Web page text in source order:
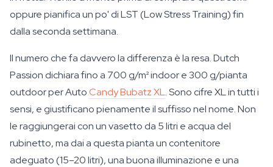
oppure pianifica un po' di LST (Low Stress Training) fin
dalla seconda settimana.
Il numero che fa davvero la differenza è la resa. Dutch
Passion dichiara fino a 700 g/m² indoor e 300 g/pianta
outdoor per AutoCandy Bubatz XL. Sono cifre XL in tutti i
sensi, e giustificano pienamente il suffisso nel nome. Non
le raggiungerai con un vasetto da 5 litri e acqua del
rubinetto, ma dai a questa pianta un contenitore
adeguato (15–20 litri), una buona illuminazione e una